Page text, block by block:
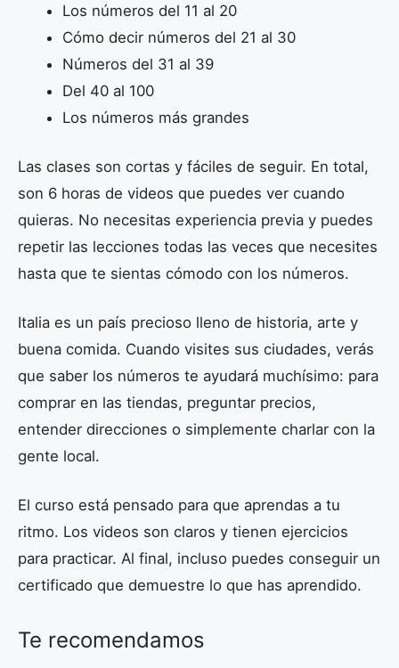
Los números del 11 al 20
Cómo decir números del 21 al 30
Números del 31 al 39
Del 40 al 100
Los números más grandes
Las clases son cortas y fáciles de seguir. En total,
son 6 horas de videos que puedes ver cuando
quieras. No necesitas experiencia previa y puedes
repetir las lecciones todas las veces que necesites
hasta que te sientas cómodo con los números.
Italia es un país precioso lleno de historia, arte y
buena comida. Cuando visites sus ciudades, verás
que saber los números te ayudará muchísimo: para
comprar en las tiendas, preguntar precios,
entender direcciones o simplemente charlar con la
gente local.
El curso está pensado para que aprendas a tu
ritmo. Los videos son claros y tienen ejercicios
para practicar. Al final, incluso puedes conseguir un
certificado que demuestre lo que has aprendido.
Te recomendamos